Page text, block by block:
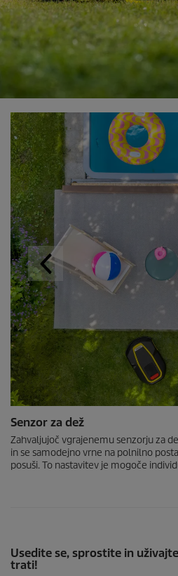
Senzor za dež
Zahvaljujoč vgrajenemu senzorju za
in se samodejno vrne na polnilno
posuši. To nastavitev je mogoče
Usedite se, sprostite in
trati!